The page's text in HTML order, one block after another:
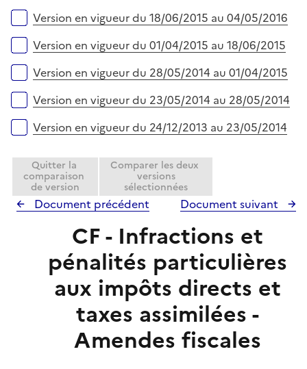
Version en vigueur du 18/06/2015 au 04/05/2016
Version en vigueur du 01/04/2015 au 18/06/2015
Version en vigueur du 28/05/2014 au 01/04/2015
Version en vigueur du 23/05/2014 au 28/05/2014
Version en vigueur du 24/12/2013 au 23/05/2014
Quitter la
comparaison
de version
Comparer les deux
versions
sélectionnées
Document précédent Document suivant
CF - Infractions et
pénalités particulières
aux impôts directs et
taxes assimilées -
Amendes fiscales